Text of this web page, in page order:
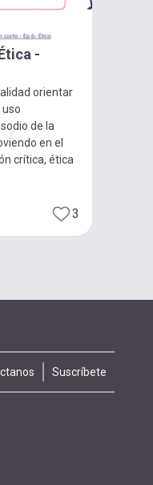
-
orientar
uso
de la
en el
crítica, ética
3
Suscríbete